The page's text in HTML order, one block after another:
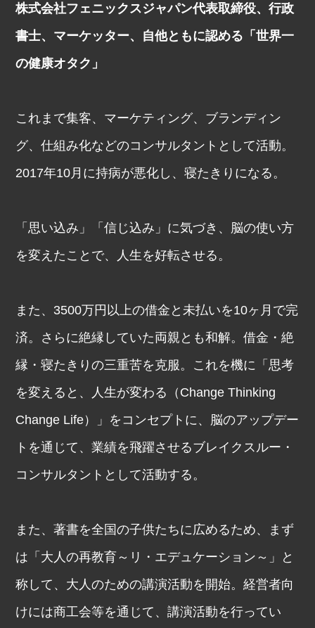
株式会社フェニックスジャパン代表取締役、行政
書士、マーケッター、自他ともに認める「世界一
の健康オタク」
これまで集客、マーケティング、ブランディン
グ、仕組み化などのコンサルタントとして活動。
2017年10月に持病が悪化し、寝たきりになる。
「思い込み」「信じ込み」に気づき、脳の使い方
を変えたことで、人生を好転させる。
また、3500万円以上の借金と未払いを10ヶ月で完
済。さらに絶縁していた両親とも和解。借金・絶
縁・寝たきりの三重苦を克服。これを機に「思考
を変えると、人生が変わる（Change Thinking
Change Life）」をコンセプトに、脳のアップデー
トを通じて、業績を飛躍させるブレイクスルー・
コンサルタントとして活動する。
また、著書を全国の子供たちに広めるため、まず
は「大人の再教育～リ・エデュケーション～」と
称して、大人のための講演活動を開始。経営者向
けには商工会等を通じて、講演活動を行ってい